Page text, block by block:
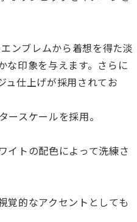
ンブレムから着想を得た淡
な印象を与えます。さらに
ュ仕上げが採用されてお
スケールを採用。
イトの配色によって洗練さ
覚的なアクセントとしても